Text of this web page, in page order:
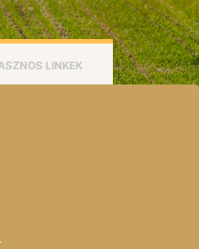
LINKEK